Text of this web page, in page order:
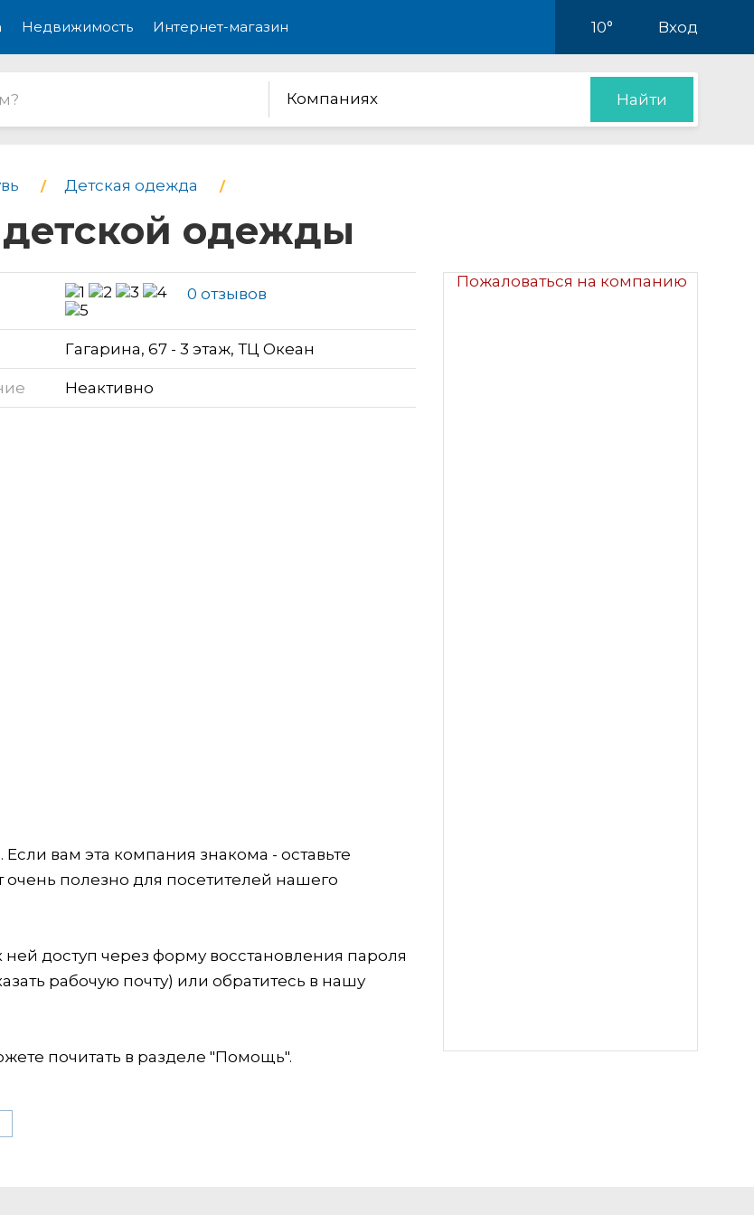
Недвижимость Интернет-магазин 10° Вход
Компаниях Найти
Детская одежда
одежды
Пожаловаться на компанию
0 отзывов
Гагарина, 67 - 3 этаж, ТЦ Океан
Неактивно
вам эта компания знакома - оставьте
очень полезно для посетителей нашего
доступ через форму восстановления пароля
рабочую почту) или обратитесь в нашу
почитать в разделе "Помощь".